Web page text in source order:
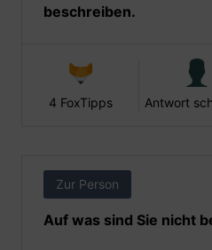
beschreiben.
4 FoxTipps Antwort
Zur Person
Auf was sind Sie nicht